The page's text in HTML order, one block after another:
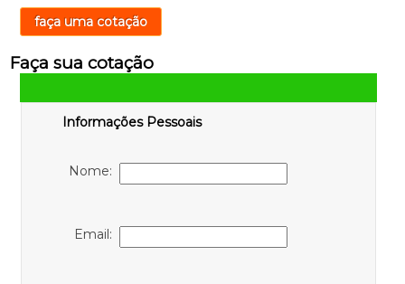
faça uma cotação
Faça sua cotação
Informações Pessoais
Nome:
Email: